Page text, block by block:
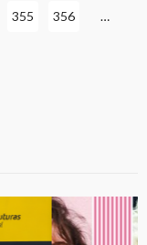
355 356 …